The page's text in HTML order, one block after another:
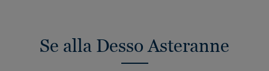
Se alla Desso Asteranne